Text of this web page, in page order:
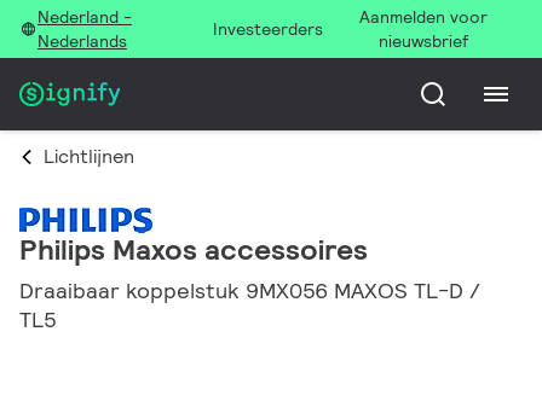
Nederland -
Nederlands
Investeerders
Aanmelden voor
nieuwsbrief
Lichtlijnen
Philips Maxos accessoires
Draaibaar koppelstuk 9MX056 MAXOS TL-D /
TL5